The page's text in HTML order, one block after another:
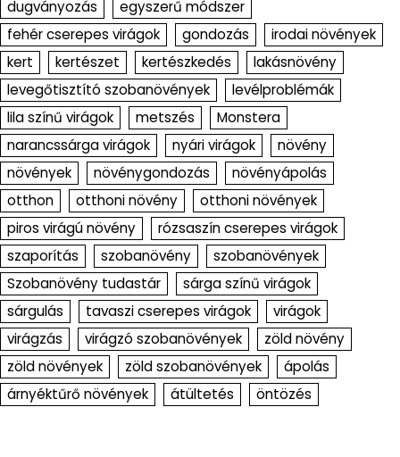
dugványozás
egyszerű módszer
fehér cserepes virágok
gondozás
irodai növények
kert
kertészet kertészkedés
lakásnövény
levegőtisztító szobanövények
levélproblémák
lila színű virágok
metszés
Monstera
narancssárga virágok
nyári virágok
növény
növények
növénygondozás
növényápolás
otthon
otthoni növény
otthoni növények
piros virágú növény
rózsaszín cserepes virágok
szaporítás
szobanövény
szobanövények
Szobanövény tudastár
sárga színű virágok
sárgulás
tavaszi cserepes virágok
virágok
virágzás
virágzó szobanövények
zöld növény
zöld növények
zöld szobanövények
ápolás
árnyéktűrő növények
átültetés öntözés